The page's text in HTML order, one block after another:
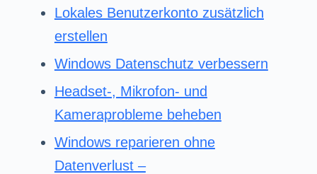
Lokales Benutzerkonto zusätzlich
erstellen
Windows Datenschutz verbessern
Headset-, Mikrofon- und
Kameraprobleme beheben
Windows reparieren ohne
Datenverlust –